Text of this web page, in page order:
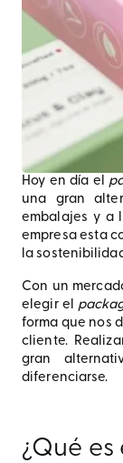
Hoy en día el
una gran
embalajes y a
empresa esta
la
Con un
elegir el
forma que nos
cliente.
gran
diferenciarse.
¿Qué es